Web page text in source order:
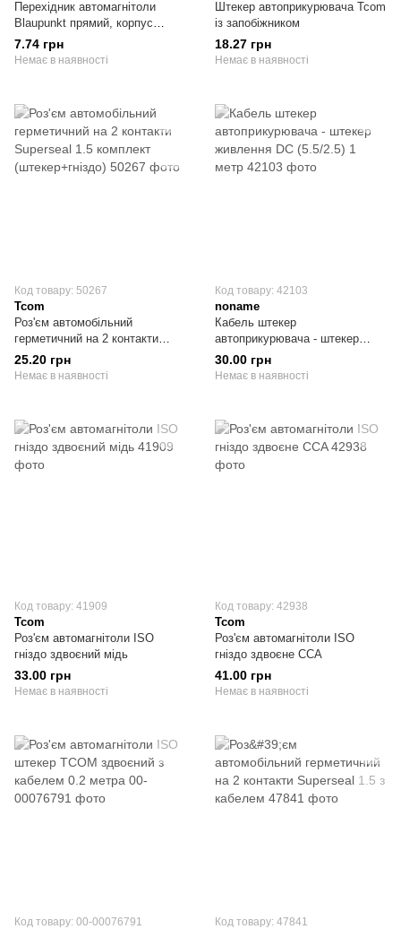
Перехідник автомагнітоли
Blaupunkt прямий, корпус
металевий
7.74 грн
Немає в наявності
Штекер автоприкурювача Tcom
із запобіжником
18.27 грн
Немає в наявності
Код товару: 50267
Tcom
Роз'єм автомобільний
герметичний на 2 контакти
Superseal 1.5 комплект
(штекер+гніздо)
25.20 грн
Немає в наявності
Код товару: 42103
noname
Кабель штекер
автоприкурювача - штекер
живлення DC (5.5/2.5) 1 метр
30.00 грн
Немає в наявності
Код товару: 41909
Tcom
Роз'єм автомагнітоли ISO
гніздо здвоєний мідь
33.00 грн
Немає в наявності
Код товару: 42938
Tcom
Роз'єм автомагнітоли ISO
гніздо здвоєне CCA
41.00 грн
Немає в наявності
Код товару: 00-00076791 Код товару: 47841